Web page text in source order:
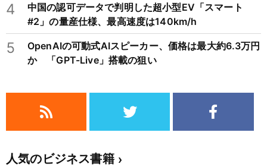
4
中国の認可データで判明した超小型EV「スマート
#2」の量産仕様、最高速度は140km/h
5
OpenAIの可動式AIスピーカー、価格は最大約6.3万円
か 「GPT-Live」搭載の狙い
人気のビジネス書籍